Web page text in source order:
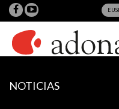
NOTICIAS